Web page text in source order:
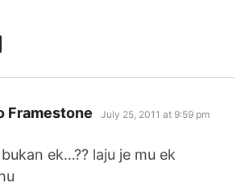
Framestone says:
July 25, 2011 at 9:59 pm
ek…?? laju je mu ek